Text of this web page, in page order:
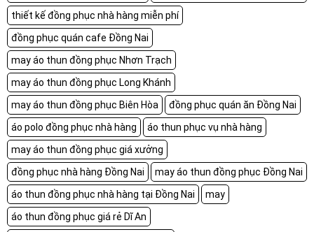
thiết kế đồng phục nhà hàng miễn phí
đồng phục quán cafe Đồng Nai
may áo thun đồng phục Nhơn Trạch
may áo thun đồng phục Long Khánh
may áo thun đồng phục Biên Hòa
đồng phục quán ăn Đồng Nai
áo polo đồng phục nhà hàng
áo thun phục vụ nhà hàng
may áo thun đồng phục giá xưởng
đồng phục nhà hàng Đồng Nai
may áo thun đồng phục Đồng Nai
áo thun đồng phục nhà hàng tại Đồng Nai
may
áo thun đồng phục giá rẻ Dĩ An